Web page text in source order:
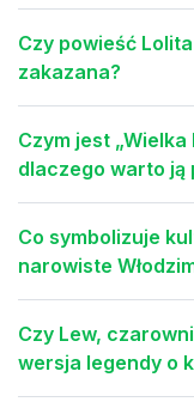
Czy powieść
zakazana?
Czym jest
dlaczego warto ją
Co symbolizuje
narowiste
Czy Lew,
wersja legendy o